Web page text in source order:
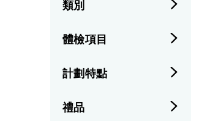
類別
體檢項目
計劃特點
禮品